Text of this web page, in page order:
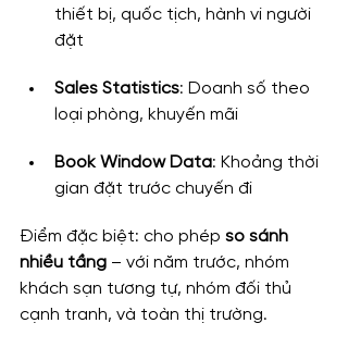
thiết bị, quốc tịch, hành vi người
đặt
Sales Statistics: Doanh số theo
loại phòng, khuyến mãi
Book Window Data: Khoảng thời
gian đặt trước chuyến đi
Điểm đặc biệt: cho phép so sánh
nhiều tầng – với năm trước, nhóm
khách sạn tương tự, nhóm đối thủ
cạnh tranh, và toàn thị trường.